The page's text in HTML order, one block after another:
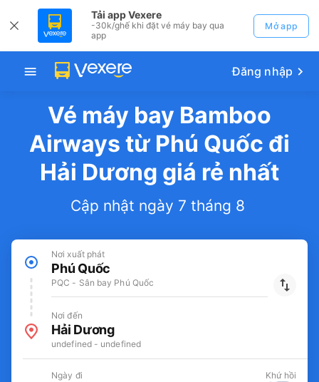
Tải app Vexere
-30k/ghế khi đặt vé máy bay qua
app
Mở app
Đăng nhập
Vé máy bay Bamboo
Airways từ Phú Quốc đi
Hải Dương giá rẻ nhất
Cập nhật ngày 7 tháng 8
Nơi xuất phát
Phú Quốc
PQC - Sân bay Phú Quốc
Nơi đến
Hải Dương
undefined - undefined
Ngày đi Khứ hồi